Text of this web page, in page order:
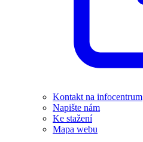
Kontakt na infocentrum
Napište nám
Ke stažení
Mapa webu